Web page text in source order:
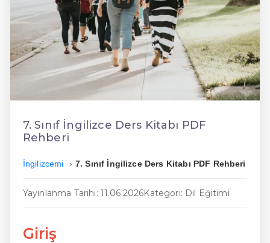
Dil Eğitimi
En Hızlı İngilizce
En Kolay İngilizce
En Ucuz İngilizce
En Uygun İngilizce
7. Sınıf İngilizce Ders Kitabı PDF
Rehberi
İngilizcemi 7. Sınıf İngilizce Ders Kitabı PDF Rehberi
Yayınlanma Tarihi: 11.06.2026Kategori: Dil Eğitimi
Giriş